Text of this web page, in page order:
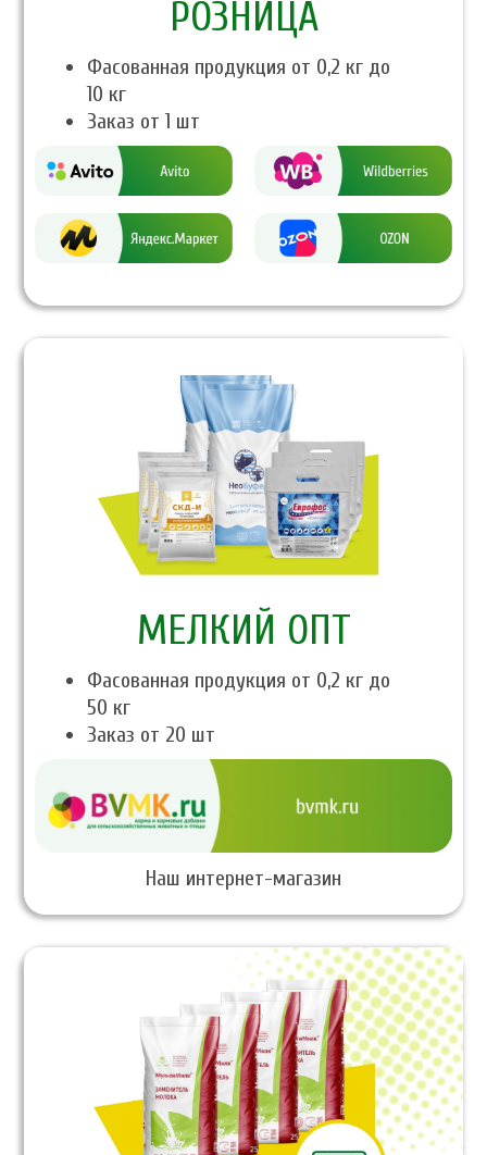
PОЗНИЦА
Фасованная продукция от 0,2 кг до
10 кг
Заказ от 1 шт
МЕЛКИЙ ОПТ
Фасованная продукция от 0,2 кг до
50 кг
Заказ от 20 шт
Наш интернет-магазин